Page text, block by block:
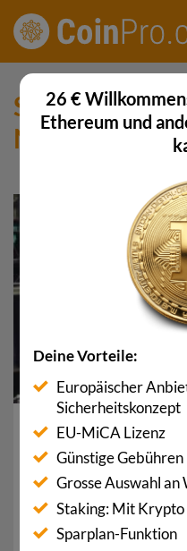
Zum
Inhalt
NASDAQ
Bitcoin-Drama bei
verkaufen»
Vom Elektroauto-
Schatzkammer – und
der Nasdaq gelisteten
26 €
Ethereum und
Deine Vorteile:
Europäischer
Sicherheitskonzept
EU-MiCA Lizenz
Günstige Gebühren
Grosse Auswahl an
Staking: Mit
Sparplan-Funktion